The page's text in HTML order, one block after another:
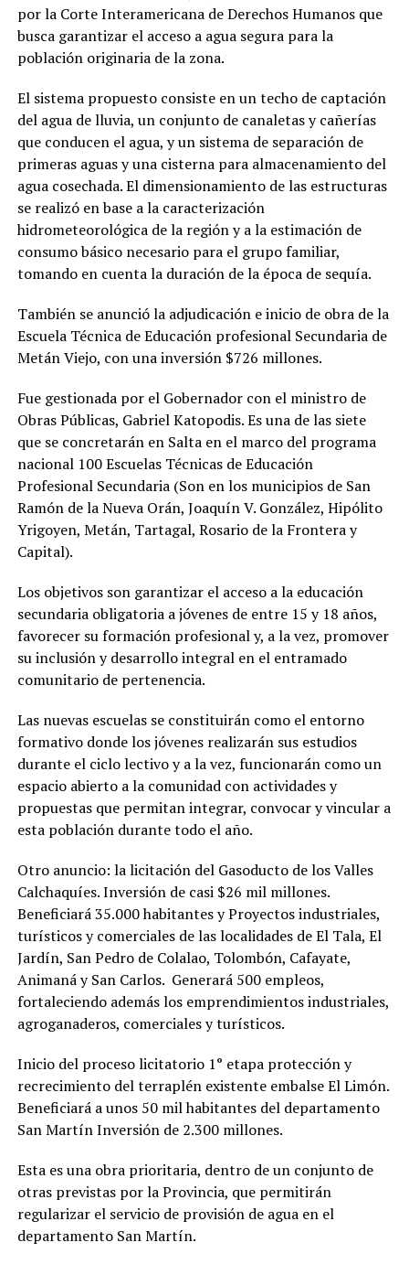
por la Corte Interamericana de Derechos Humanos que
busca garantizar el acceso a agua segura para la
población originaria de la zona.
El sistema propuesto consiste en un techo de captación
del agua de lluvia, un conjunto de canaletas y cañerías
que conducen el agua, y un sistema de separación de
primeras aguas y una cisterna para almacenamiento del
agua cosechada. El dimensionamiento de las estructuras
se realizó en base a la caracterización
hidrometeorológica de la región y a la estimación de
consumo básico necesario para el grupo familiar,
tomando en cuenta la duración de la época de sequía.
También se anunció la adjudicación e inicio de obra de la
Escuela Técnica de Educación profesional Secundaria de
Metán Viejo, con una inversión $726 millones.
Fue gestionada por el Gobernador con el ministro de
Obras Públicas, Gabriel Katopodis. Es una de las siete
que se concretarán en Salta en el marco del programa
nacional 100 Escuelas Técnicas de Educación
Profesional Secundaria (Son en los municipios de San
Ramón de la Nueva Orán, Joaquín V. González, Hipólito
Yrigoyen, Metán, Tartagal, Rosario de la Frontera y
Capital).
Los objetivos son garantizar el acceso a la educación
secundaria obligatoria a jóvenes de entre 15 y 18 años,
favorecer su formación profesional y, a la vez, promover
su inclusión y desarrollo integral en el entramado
comunitario de pertenencia.
Las nuevas escuelas se constituirán como el entorno
formativo donde los jóvenes realizarán sus estudios
durante el ciclo lectivo y a la vez, funcionarán como un
espacio abierto a la comunidad con actividades y
propuestas que permitan integrar, convocar y vincular a
esta población durante todo el año.
Otro anuncio: la licitación del Gasoducto de los Valles
Calchaquíes. Inversión de casi $26 mil millones.
Beneficiará 35.000 habitantes y Proyectos industriales,
turísticos y comerciales de las localidades de El Tala, El
Jardín, San Pedro de Colalao, Tolombón, Cafayate,
Animaná y San Carlos. Generará 500 empleos,
fortaleciendo además los emprendimientos industriales,
agroganaderos, comerciales y turísticos.
Inicio del proceso licitatorio 1° etapa protección y
recrecimiento del terraplén existente embalse El Limón.
Beneficiará a unos 50 mil habitantes del departamento
San Martín Inversión de 2.300 millones.
Esta es una obra prioritaria, dentro de un conjunto de
otras previstas por la Provincia, que permitirán
regularizar el servicio de provisión de agua en el
departamento San Martín.